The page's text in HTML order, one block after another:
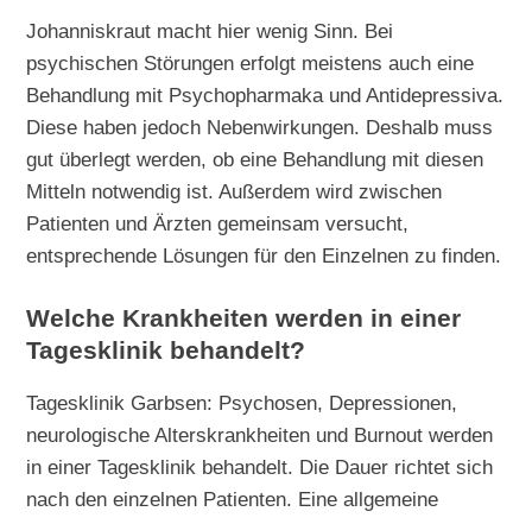
Johanniskraut macht hier wenig Sinn. Bei
psychischen Störungen erfolgt meistens auch eine
Behandlung mit Psychopharmaka und Antidepressiva.
Diese haben jedoch Nebenwirkungen. Deshalb muss
gut überlegt werden, ob eine Behandlung mit diesen
Mitteln notwendig ist. Außerdem wird zwischen
Patienten und Ärzten gemeinsam versucht,
entsprechende Lösungen für den Einzelnen zu finden.
Welche Krankheiten werden in einer
Tagesklinik behandelt?
Tagesklinik Garbsen: Psychosen, Depressionen,
neurologische Alterskrankheiten und Burnout werden
in einer Tagesklinik behandelt. Die Dauer richtet sich
nach den einzelnen Patienten. Eine allgemeine